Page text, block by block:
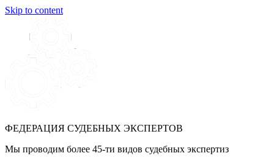
Skip to content
ФЕДЕРАЦИЯ СУДЕБНЫХ ЭКСПЕРТОВ
Мы проводим более 45-ти видов судебных экспертиз